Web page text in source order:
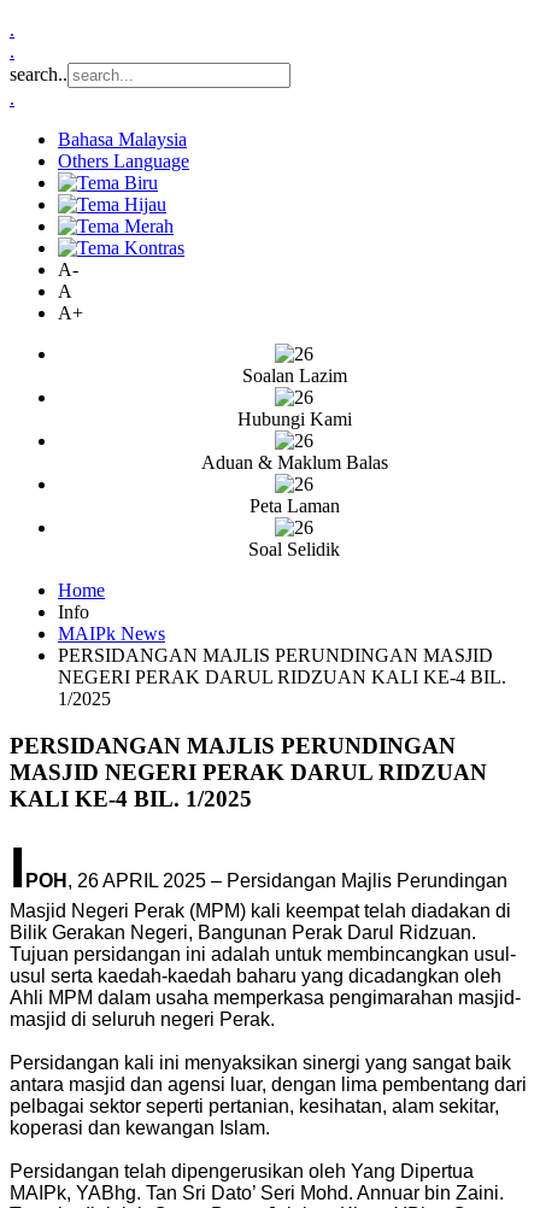
.
.
search..
.
Bahasa Malaysia
Others Language
A-
A
A+
Soalan Lazim
Hubungi Kami
Aduan & Maklum Balas
Peta Laman
Soal Selidik
Home
Info
MAIPk News
PERSIDANGAN MAJLIS PERUNDINGAN MASJID
NEGERI PERAK DARUL RIDZUAN KALI KE-4 BIL.
1/2025
PERSIDANGAN MAJLIS PERUNDINGAN
MASJID NEGERI PERAK DARUL RIDZUAN
KALI KE-4 BIL. 1/2025
I POH , 26 APRIL 2025 – Persidangan Majlis Perundingan
Masjid Negeri Perak (MPM) kali keempat telah diadakan di
Bilik Gerakan Negeri, Bangunan Perak Darul Ridzuan.
Tujuan persidangan ini adalah untuk membincangkan usul-
usul serta kaedah-kaedah baharu yang dicadangkan oleh
Ahli MPM dalam usaha memperkasa pengimarahan masjid-
masjid di seluruh negeri Perak.
Persidangan kali ini menyaksikan sinergi yang sangat baik
antara masjid dan agensi luar, dengan lima pembentang dari
pelbagai sektor seperti pertanian, kesihatan, alam sekitar,
koperasi dan kewangan Islam.
Persidangan telah dipengerusikan oleh Yang Dipertua
MAIPk, YABhg. Tan Sri Dato’ Seri Mohd. Annuar bin Zaini.